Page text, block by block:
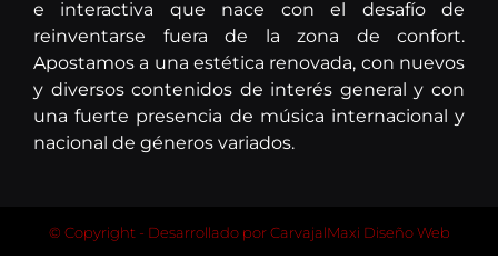
e interactiva que nace con el desafío de
reinventarse fuera de la zona de confort.
Apostamos a una estética renovada, con nuevos
y diversos contenidos de interés general y con
una fuerte presencia de música internacional y
nacional de géneros variados.
© Copyright - Desarrollado porCarvajalMaxi Diseño Web